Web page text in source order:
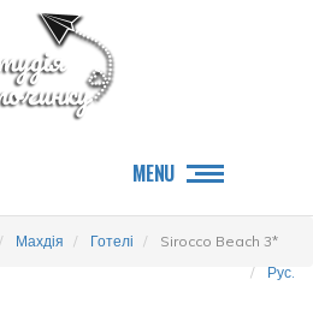
MENU
Махдія Готелі
Sirocco Beach 3*
Рус.